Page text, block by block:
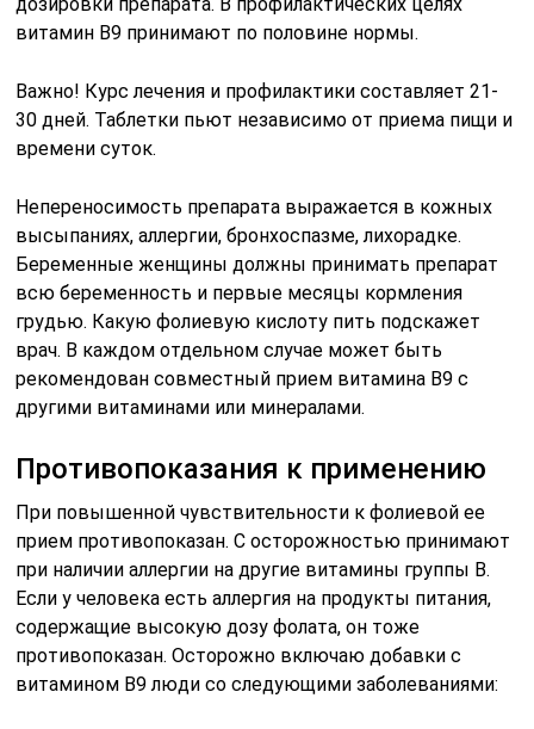
витамин B9 принимают по половине нормы.
Важно! Курс лечения и профилактики составляет 21-
30 дней. Таблетки пьют независимо от приема пищи и
времени суток.
Непереносимость препарата выражается в кожных
высыпаниях, аллергии, бронхоспазме, лихорадке.
Беременные женщины должны принимать препарат
всю беременность и первые месяцы кормления
грудью. Какую фолиевую кислоту пить подскажет
врач. В каждом отдельном случае может быть
рекомендован совместный прием витамина B9 с
другими витаминами или минералами.
Противопоказания к применению
При повышенной чувствительности к фолиевой ее
прием противопоказан. С осторожностью принимают
при наличии аллергии на другие витамины группы B.
Если у человека есть аллергия на продукты питания,
содержащие высокую дозу фолата, он тоже
противопоказан. Осторожно включаю добавки с
витамином B9 люди со следующими заболеваниями: